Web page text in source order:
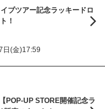
ブツアー記念ラッキードロ
！
日(金)17:59
POP-UP STORE開催記念ラ